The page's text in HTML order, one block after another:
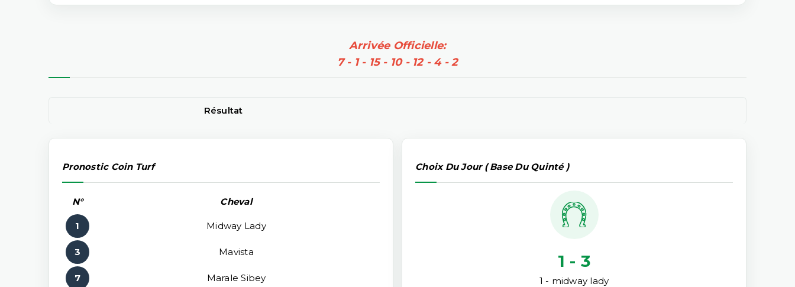
Arrivée Officielle:
7 - 1 - 15 - 10 - 12 - 4 - 2
Résultat
Pronostic Coin Turf
N° Cheval
1 Midway Lady
3 Mavista
7 Marale Sibey
Choix Du Jour ( Base Du Quinté )
1 - 3
1 - midway lady